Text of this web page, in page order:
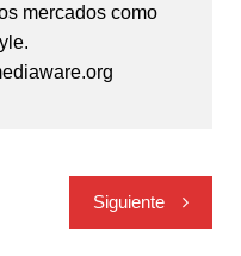
mercados como
Siguiente